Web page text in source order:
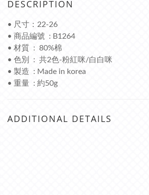
DESCRIPTION
• 尺寸：22-26
• 商品編號 : B1264
• 材質 : 80%棉
• 色別 : 共2色-粉紅咪/白白咪
• 製造 : Made in korea
• 重量 : 約50g
ADDITIONAL DETAILS